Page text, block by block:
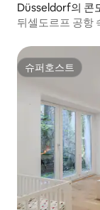
Düsseldorf의 콘
뒤셀도르프 공항
슈퍼호스트
슈퍼호스트